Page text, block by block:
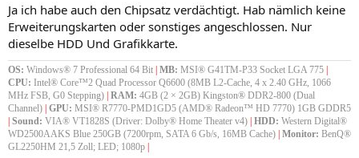
Ja ich habe auch den Chipsatz verdächtigt. Hab nämlich keine
Erweiterungskarten oder sonstiges angeschlossen. Nur
dieselbe HDD Und Grafikkarte.
OS: Windows® 7 Professional 64 Bit | MB: MSI® G41TM-P33 Socket LGA 775 |
CPU: Intel® Core™2 Quad Processor Q6600 (8MB L2-Cache, 4 x 2.40 GHz, 1066
MHz FSB, G0 Stepping) | RAM: 4GB (2 × 2GB) Kingston® DDR2-800 (Dual
Channel) | GPU: MSI® R7770-PMD1GD5 (AMD® Radeon™ HD 7770) 1GB GDDR5
| Sound: VIA® VT1828S (Driver: Dolby® Home Theater v4) | HDD: Western Digital®
WD2500AAKS Blue 250GB (7200rpm, SATA 6 Gb/s, 16MB Cache) | Monitor: BenQ®
GL2250HM 21,5 Zoll; LED; 1080p |